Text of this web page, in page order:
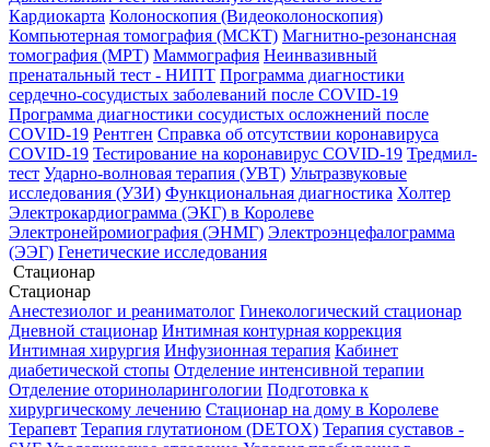
Кардиокарта Колоноскопия (Видеоколоноскопия)
Компьютерная томография (МСКТ) Магнитно-резонансная
томография (МРТ) Маммография Неинвазивный
пренатальный тест - НИПТ Программа диагностики
сердечно-сосудистых заболеваний после COVID-19
Программа диагностики сосудистых осложнений после
COVID-19 Рентген Справка об отсутствии коронавируса
COVID-19 Тестирование на коронавирус COVID-19 Тредмил-
тест Ударно-волновая терапия (УВТ) Ультразвуковые
исследования (УЗИ) Функциональная диагностика Холтер
Электрокардиограмма (ЭКГ) в Королеве
Электронейромиография (ЭНМГ) Электроэнцефалограмма
(ЭЭГ) Генетические исследования
Стационар
Стационар
Анестезиолог и реаниматолог Гинекологический стационар
Дневной стационар Интимная контурная коррекция
Интимная хирургия Инфузионная терапия Кабинет
диабетической стопы Отделение интенсивной терапии
Отделение оториноларингологии Подготовка к
хирургическому лечению Стационар на дому в Королеве
Терапевт Терапия глутатионом (DETOX) Терапия суставов -